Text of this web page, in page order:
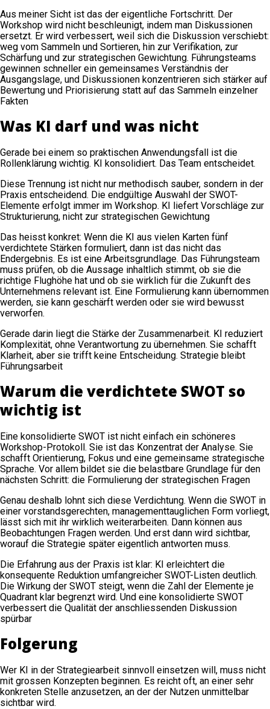
Aus meiner Sicht ist das der eigentliche Fortschritt. Der
Workshop wird nicht beschleunigt, indem man Diskussionen
ersetzt. Er wird verbessert, weil sich die Diskussion verschiebt:
weg vom Sammeln und Sortieren, hin zur Verifikation, zur
Schärfung und zur strategischen Gewichtung. Führungsteams
gewinnen schneller ein gemeinsames Verständnis der
Ausgangslage, und Diskussionen konzentrieren sich stärker auf
Bewertung und Priorisierung statt auf das Sammeln einzelner
Fakten
Was KI darf und was nicht
Gerade bei einem so praktischen Anwendungsfall ist die
Rollenklärung wichtig. KI konsolidiert. Das Team entscheidet.
Diese Trennung ist nicht nur methodisch sauber, sondern in der
Praxis entscheidend. Die endgültige Auswahl der SWOT-
Elemente erfolgt immer im Workshop. KI liefert Vorschläge zur
Strukturierung, nicht zur strategischen Gewichtung
Das heisst konkret: Wenn die KI aus vielen Karten fünf
verdichtete Stärken formuliert, dann ist das nicht das
Endergebnis. Es ist eine Arbeitsgrundlage. Das Führungsteam
muss prüfen, ob die Aussage inhaltlich stimmt, ob sie die
richtige Flughöhe hat und ob sie wirklich für die Zukunft des
Unternehmens relevant ist. Eine Formulierung kann übernommen
werden, sie kann geschärft werden oder sie wird bewusst
verworfen.
Gerade darin liegt die Stärke der Zusammenarbeit. KI reduziert
Komplexität, ohne Verantwortung zu übernehmen. Sie schafft
Klarheit, aber sie trifft keine Entscheidung. Strategie bleibt
Führungsarbeit
Warum die verdichtete SWOT so
wichtig ist
Eine konsolidierte SWOT ist nicht einfach ein schöneres
Workshop-Protokoll. Sie ist das Konzentrat der Analyse. Sie
schafft Orientierung, Fokus und eine gemeinsame strategische
Sprache. Vor allem bildet sie die belastbare Grundlage für den
nächsten Schritt: die Formulierung der strategischen Fragen
Genau deshalb lohnt sich diese Verdichtung. Wenn die SWOT in
einer vorstandsgerechten, managementtauglichen Form vorliegt,
lässt sich mit ihr wirklich weiterarbeiten. Dann können aus
Beobachtungen Fragen werden. Und erst dann wird sichtbar,
worauf die Strategie später eigentlich antworten muss.
Die Erfahrung aus der Praxis ist klar: KI erleichtert die
konsequente Reduktion umfangreicher SWOT-Listen deutlich.
Die Wirkung der SWOT steigt, wenn die Zahl der Elemente je
Quadrant klar begrenzt wird. Und eine konsolidierte SWOT
verbessert die Qualität der anschliessenden Diskussion
spürbar
Folgerung
Wer KI in der Strategiearbeit sinnvoll einsetzen will, muss nicht
mit grossen Konzepten beginnen. Es reicht oft, an einer sehr
konkreten Stelle anzusetzen, an der der Nutzen unmittelbar
sichtbar wird.